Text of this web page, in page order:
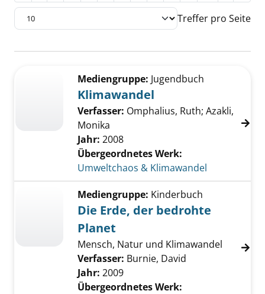
Treffer pro Seite
Zu den Suchfiltern springen
Mediengruppe: Jugendbuch
Klimawandel
Verfasser: Omphalius, Ruth; Azakli,
Monika
Jahr: 2008
Übergeordnetes Werk:
Umweltchaos & Klimawandel
Mediengruppe: Kinderbuch
Die Erde, der bedrohte
Planet
Mensch, Natur und Klimawandel
Verfasser: Burnie, David
Jahr: 2009
Übergeordnetes Werk: